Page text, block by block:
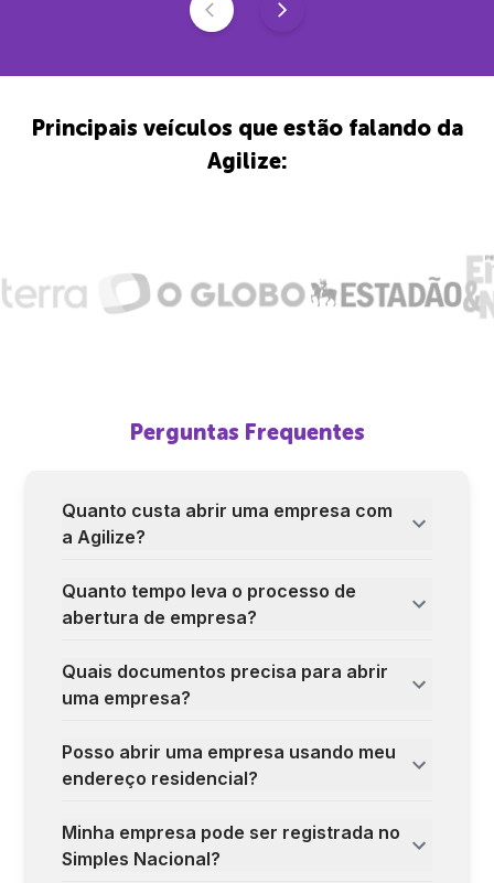
Principais veículos que estão falando da
Agilize:
Perguntas Frequentes
Quanto custa abrir uma empresa com
a Agilize?
Quanto tempo leva o processo de
abertura de empresa?
Quais documentos precisa para abrir
uma empresa?
Posso abrir uma empresa usando meu
endereço residencial?
Minha empresa pode ser registrada no
Simples Nacional?